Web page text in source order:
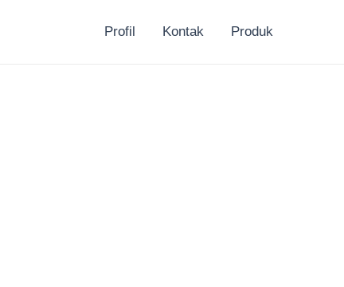
Profil Kontak Produk